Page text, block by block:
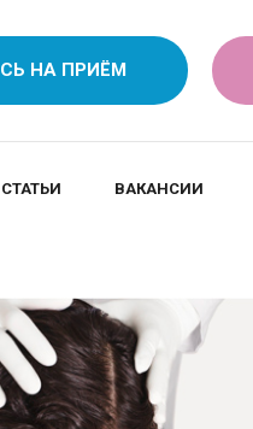
НА ПРИЁМ
СТАТЬИ ВАКАНСИИ